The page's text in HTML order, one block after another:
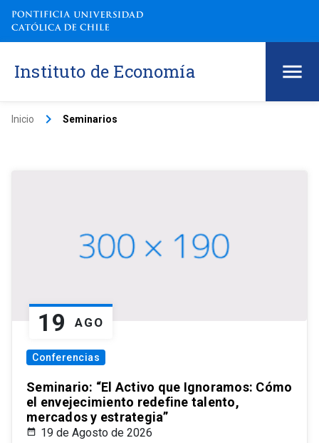
Instituto de Economía
Inicio keyboard_arrow_right Seminarios
19 AGO
Conferencias
Seminario: “El Activo que Ignoramos: Cómo
el envejecimiento redefine talento,
mercados y estrategia”
19 de Agosto de 2026